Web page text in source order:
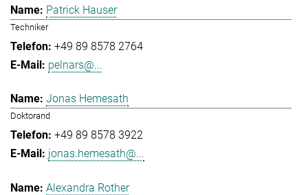
Patrick Hauser
Techniker
+49 89 8578 2764
pelnars@...
Jonas Hemesath
Doktorand
+49 89 8578 3922
jonas.hemesath@...
Alexandra Rother